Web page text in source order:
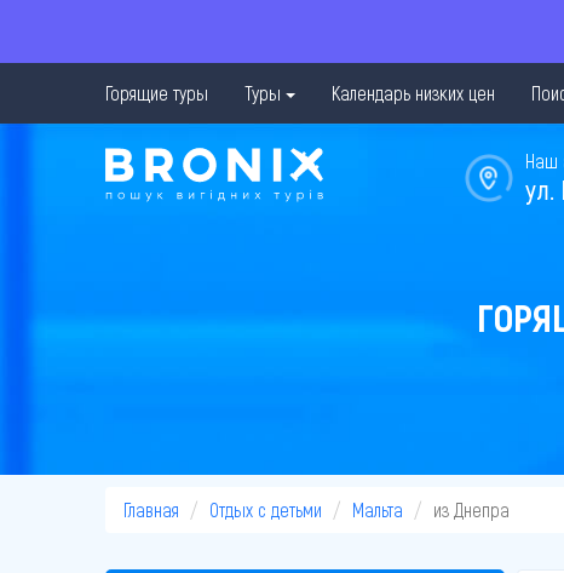
Горящие туры Туры Календарь низких цен
Наш
ул.
Главная Отдых с детьми Мальта из Днепра